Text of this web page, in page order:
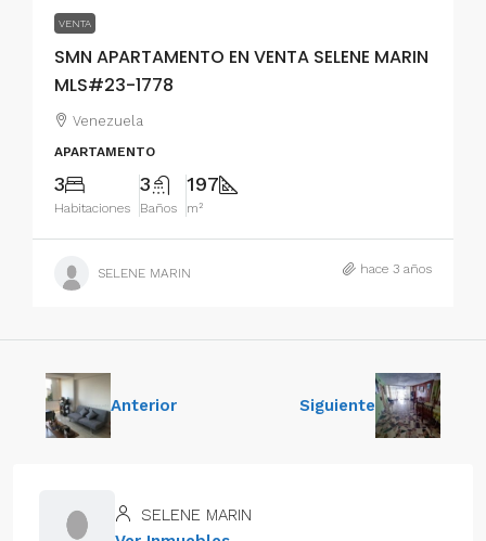
VENTA
SMN APARTAMENTO EN VENTA SELENE MARIN
MLS#23-1778
Venezuela
APARTAMENTO
3
Habitaciones
3
Baños
197
m²
SELENE MARIN hace 3 años
Anterior Siguiente
SELENE MARIN